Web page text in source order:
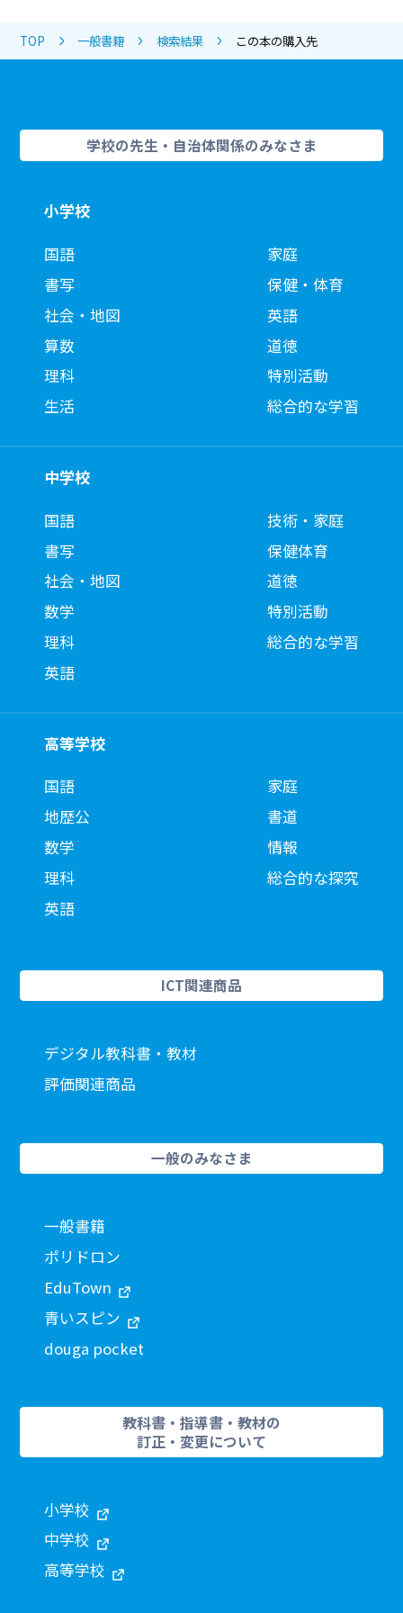
TOP 一般書籍 検索結果 この本の購入先
学校の先生・自治体関係のみなさま
小学校
国語
書写
社会・地図
算数
理科
生活
家庭
保健・体育
英語
道徳
特別活動
総合的な学習
中学校
国語
書写
社会・地図
数学
理科
英語
技術・家庭
保健体育
道徳
特別活動
総合的な学習
高等学校
国語
地歴公
数学
理科
英語
家庭
書道
情報
総合的な探究
ICT関連商品
デジタル教科書・教材
評価関連商品
一般のみなさま
一般書籍
ポリドロン
EduTown
青いスピン
douga pocket
教科書・指導書・教材の
訂正・変更について
小学校
中学校
高等学校